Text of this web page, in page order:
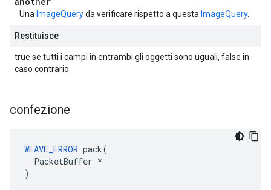
Una ImageQueryda verificare rispetto a questa ImageQuery.
Restituisce
true se tutti i campi in entrambi gli oggetti sono uguali, false in
caso contrario
confezione
WEAVE_ERROR pack(
  PacketBuffer *
)